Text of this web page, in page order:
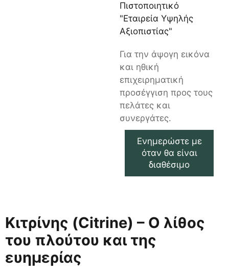
Πιστοποιητικό
"Εταιρεία Υψηλής
Αξιοπιστίας"
Για την άψογη εικόνα
και ηθική
επιχειρηματική
προσέγγιση προς τους
πελάτες και
συνεργάτες.
Ενημερώστε με
όταν θα είναι
διαθέσιμο
Κιτρίνης (Citrine) – Ο λίθος
του πλούτου και της
ευημερίας